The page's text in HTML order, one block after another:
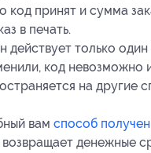
код принят и сумма
в печать.
действует только
код невозможно
на другие
вам способ
денежные